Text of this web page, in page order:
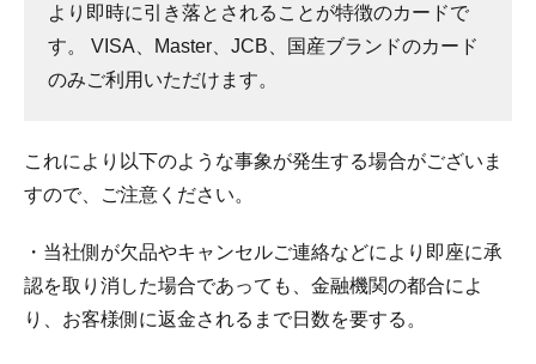
より即時に引き落とされることが特徴のカードで
す。 VISA、Master、JCB、国産ブランドのカード
のみご利用いただけます。
これにより以下のような事象が発生する場合がございま
すので、ご注意ください。
・当社側が欠品やキャンセルご連絡などにより即座に承
認を取り消した場合であっても、金融機関の都合によ
り、お客様側に返金されるまで日数を要する。